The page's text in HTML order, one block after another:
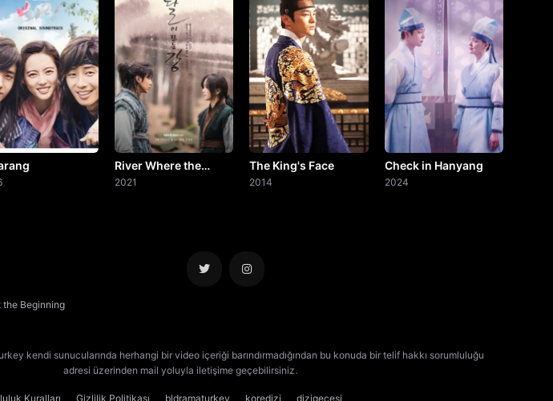
River Where the
Moon Rises
2021
The King's Face
2014
Check in Hanyang
2024
the Beginning
kendi sunucularında herhangi bir video içeriği barındırmadığından bu konuda bir telif hakkı sorumluluğu
adresi üzerinden mail yoluyla iletişime geçebilirsiniz.
Kuralları Gizlilik Politikası bldramaturkey koredizi dizigecesi